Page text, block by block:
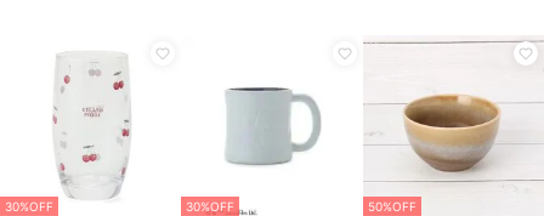
30%OFF 30%OFF 50%OFF